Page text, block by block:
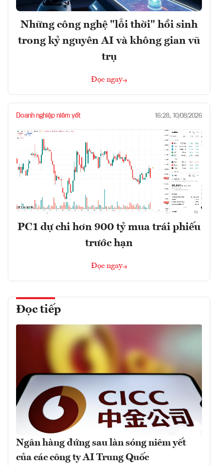
Những công nghệ "lỗi thời" hồi sinh
trong kỷ nguyên AI và không gian vũ
trụ
Đọc ngay
Doanh nghiệp niêm yết 16:28, 10/08/2026
PC1 dự chi hơn 900 tỷ mua trái phiếu
trước hạn
Đọc ngay
Đọc tiếp
Ngân hàng đứng sau làn sóng niêm yết
của các công ty AI Trung Quốc